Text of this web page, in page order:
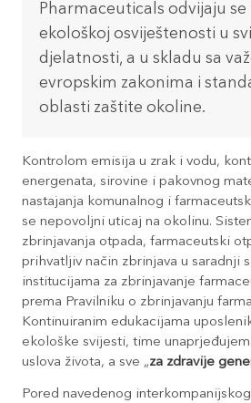
Pharmaceuticals odvijaju
ekološkoj osviještenosti u
djelatnosti, a u skladu sa
evropskim zakonima i
oblasti zaštite okoline.
Kontrolom emisija u zrak i vodu,
energenata, sirovine i pakovnog
nastajanja komunalnog i
se nepovoljni uticaj na okolinu.
zbrinjavanja otpada, farmaceutski
prihvatljiv način zbrinjava u saradnji
institucijama za zbrinjavanje
prema Pravilniku o zbrinjavanju
Kontinuiranim edukacijama
ekološke svijesti, time
uslova života, a sve „za zdravije
Pored navedenog